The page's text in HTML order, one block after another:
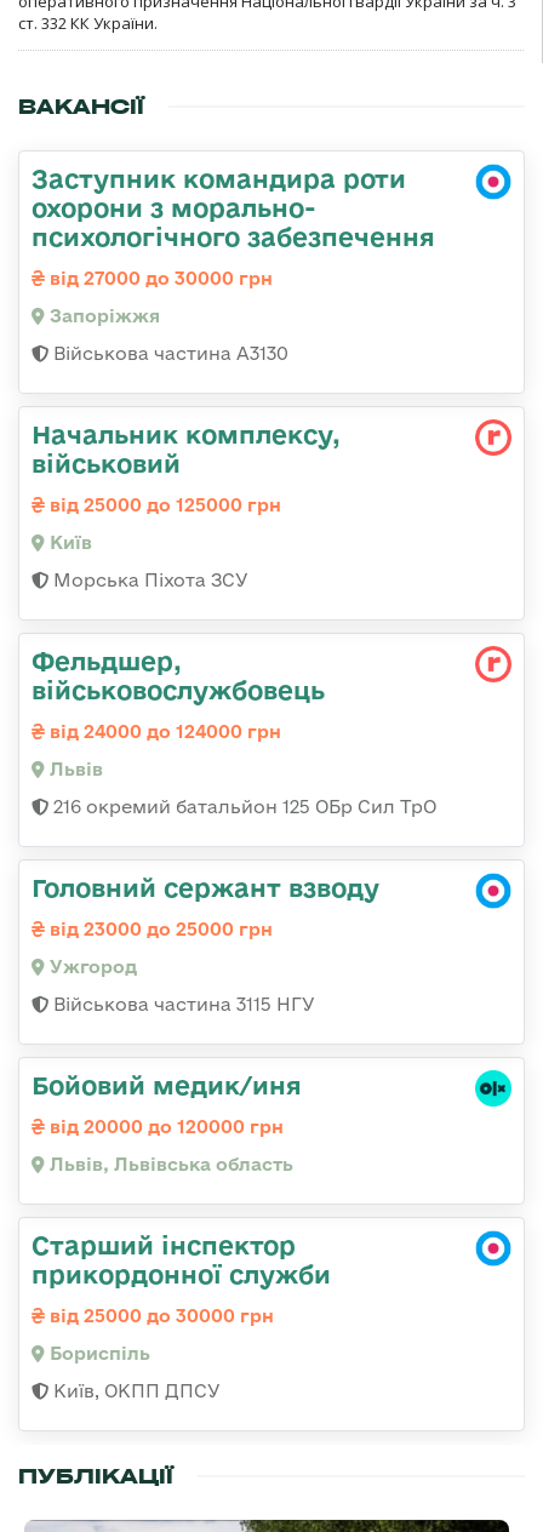
ст. 332 КК України.
ВАКАНСІЇ
Заступник командира роти
охорони з морально-
психологічного забезпечення
від 27000 до 30000 грн
Запоріжжя
Військова частина А3130
Начальник комплексу,
військовий
від 25000 до 125000 грн
Київ
Морська Піхота ЗСУ
Фельдшер,
військовослужбовець
від 24000 до 124000 грн
Львів
216 окремий батальйон 125 ОБр Сил ТрО
Головний сержант взводу
від 23000 до 25000 грн
Ужгород
Військова частина 3115 НГУ
Бойовий медик/иня
від 20000 до 120000 грн
Львів, Львівська область
Старший інспектор
прикордонної служби
від 25000 до 30000 грн
Бориспіль
Київ, ОКПП ДПСУ
ПУБЛІКАЦІЇ